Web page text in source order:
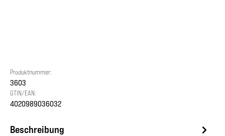
Produktnummer:
3603
GTIN/EAN:
4020989036032
Beschreibung